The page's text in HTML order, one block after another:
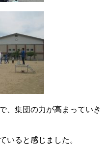
、集団の力が高まっていき
いると感じました。